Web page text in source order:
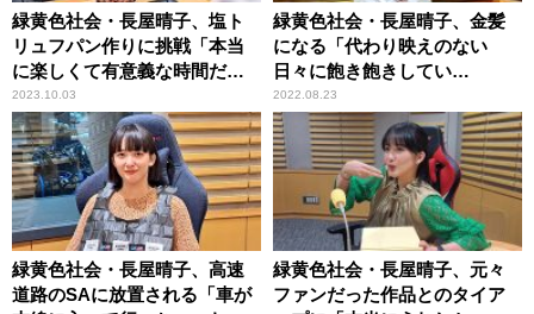
緑黄色社会・長屋晴子、塩ト
リュフパン作りに挑戦「本当
に楽しくて有意義な時間だっ
た」
2023.10.03
緑黄色社会・長屋晴子、金髪
になる「代わり映えのない
日々に飽き飽きしてい
て……」
2022.08.23
緑黄色社会・長屋晴子、高速
道路のSAに放置される「車が
緑黄色社会・長屋晴子、元々
ファンだった作品とのタイア